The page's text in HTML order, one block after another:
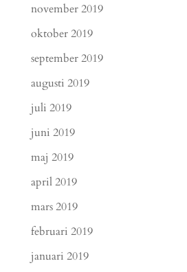
november 2019
oktober 2019
september 2019
augusti 2019
juli 2019
juni 2019
maj 2019
april 2019
mars 2019
februari 2019
januari 2019